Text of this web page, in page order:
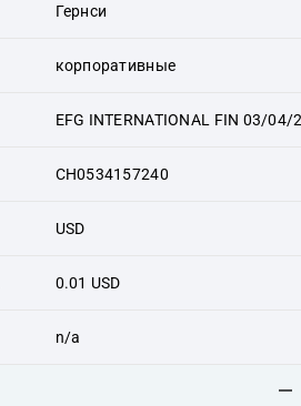
Гернси
корпоративные
EFG INTERNATIONAL FIN 03/04/
CH0534157240
USD
0.01 USD
n/a